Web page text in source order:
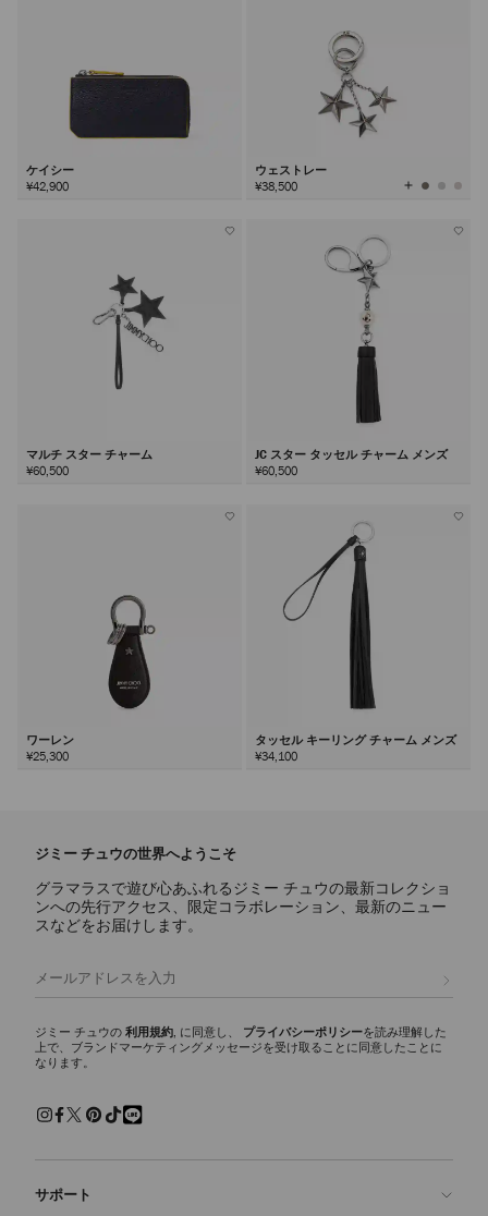
ケイシー
¥42,900
ウェストレー
¥38,500
全
て
マルチ スター チャーム
¥60,500
JC スター タッセル チャーム メンズ
¥60,500
ワーレン
¥25,300
タッセル キーリング チャーム メンズ
¥34,100
ジミー チュウの世界へようこそ
グラマラスで遊び心あふれるジミー チュウの最新コレクショ
ンへの先行アクセス、限定コラボレーション、最新のニュー
スなどをお届けします。
ジミー チュウの 利用規約, に同意し、 プライバシーポリシーを読み理解した
上で、ブランドマーケティングメッセージを受け取ることに同意したことに
なります。
サポート